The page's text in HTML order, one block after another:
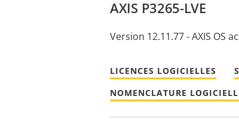
AXIS P3265-LVE
Version 12.11.77 - AXIS OS
LICENCES LOGICIELLES
NOMENCLATURE